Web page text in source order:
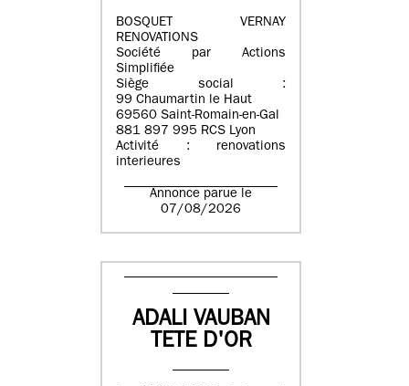
BOSQUET VERNAY
RENOVATIONS
Société par Actions
Simplifiée
Siège social :
99 Chaumartin le Haut
69560 Saint-Romain-en-Gal
881 897 995 RCS Lyon
Activité : renovations
interieures
Annonce parue le
07/08/2026
ADALI VAUBAN
TETE D'OR